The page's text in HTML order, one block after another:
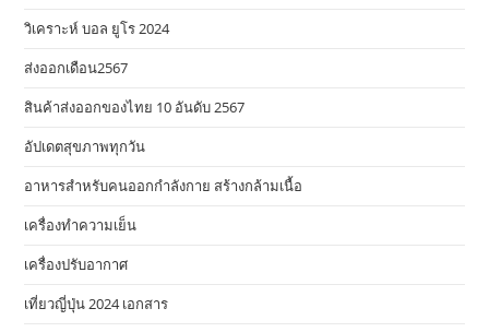
วิเคราะห์ บอล ยูโร 2024
ส่งออกเดือน2567
สินค้าส่งออกของไทย 10 อันดับ 2567
อัปเดตสุขภาพทุกวัน
อาหารสําหรับคนออกกําลังกาย สร้างกล้ามเนื้อ
เครื่องทำความเย็น
เครื่องปรับอากาศ
เที่ยวญี่ปุ่น 2024 เอกสาร